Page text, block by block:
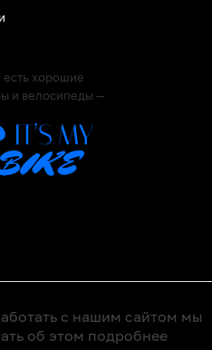
есть хорошие
и велосипеды —
с нашим сайтом мы
об этом подробнее